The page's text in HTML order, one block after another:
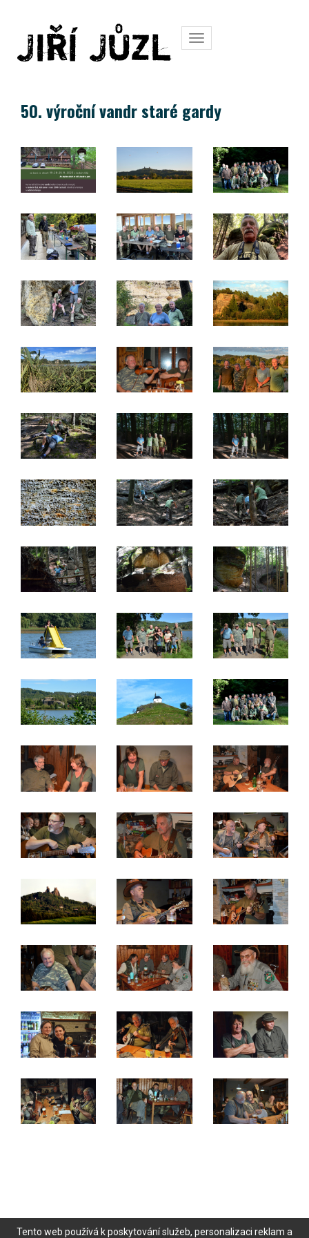
Toggle
navigation
50. výroční vandr staré gardy
© 2026
Tento web používá k poskytování služeb, personalizaci reklam a